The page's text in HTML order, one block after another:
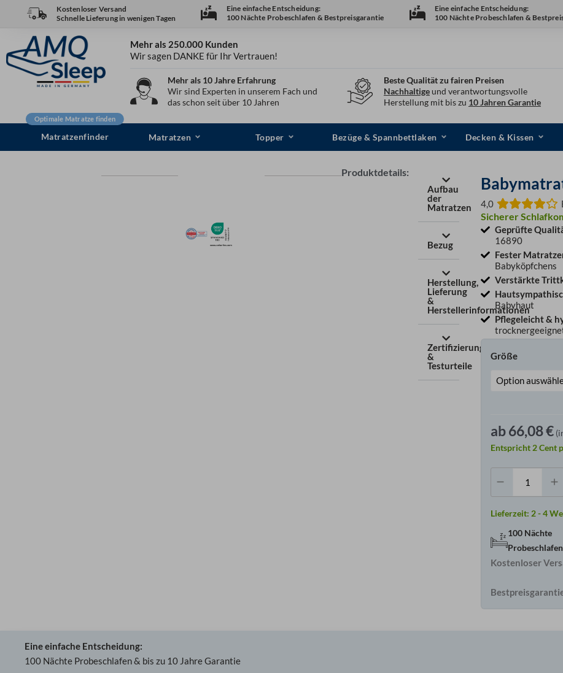
springen
Kostenloser Versand
Schnelle Lieferung in wenigen Tagen
Eine einfache Entscheidung:
100 Nächte Probeschlafen & Bestpreisgarantie
Eine einfache Entscheidung:
100 Nächte Probeschlafen &
Mehr als 250.000 Kunden
Wir sagen DANKE für Ihr Vertrauen!
Mehr als 10 Jahre Erfahrung
Wir sind Experten in unserem Fach und
das schon seit über 10 Jahren
Beste Qualität zu fairen Preisen
Nachhaltigeund verantwortungsvolle
Herstellung mit bis zu 10 Jahren Garantie
Optimale Matratze finden
Matratzenfinder Matratzen Topper Bezüge & Spannbettlaken Decken & Kissen
Produktdetails:
Aufbau
der
Matratzen
Bezug
Herstellung,
Lieferung
&
Herstellerinformationen
Zertifizierungen
&
Testurteile
4,0
Sicherer
Geprüfte
16890
Fester
Babyköpfchens
Verstärkte
Babyhaut
Pflegeleicht &
Größe
ab66,08€
Entspricht 2Cent
Lieferzeit:2 - 4
100 Nächte
Probeschlafen
Kostenloser
Eine einfache Entscheidung:
100 Nächte Probeschlafen & bis zu 10 Jahre Garantie